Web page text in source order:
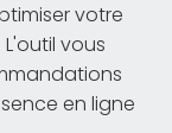
votre
vous
en ligne